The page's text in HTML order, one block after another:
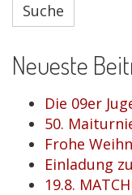
Suche
Neueste
Die 09er
50.
Frohe
Einladung
19.8.